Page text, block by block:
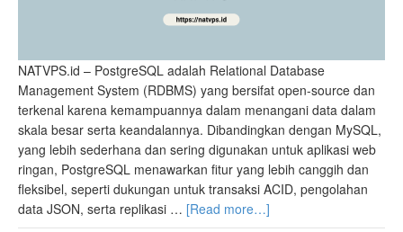
NATVPS.id – PostgreSQL adalah Relational Database
Management System (RDBMS) yang bersifat open-source dan
terkenal karena kemampuannya dalam menangani data dalam
skala besar serta keandalannya. Dibandingkan dengan MySQL,
yang lebih sederhana dan sering digunakan untuk aplikasi web
ringan, PostgreSQL menawarkan fitur yang lebih canggih dan
fleksibel, seperti dukungan untuk transaksi ACID, pengolahan
data JSON, serta replikasi … [Read more…]